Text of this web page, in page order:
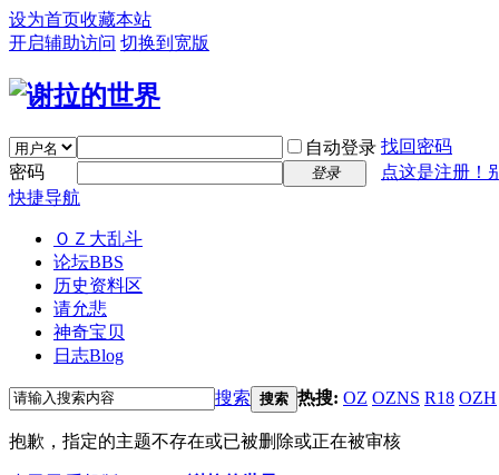
设为首页收藏本站
开启辅助访问 切换到宽版
自动登录 找回密码
密码
登录
点这是注册！
快捷导航
ＯＺ大乱斗
论坛BBS
历史资料区
请允悲
神奇宝贝
日志Blog
搜索 搜索 热搜: OZ OZNS R18 OZH
抱歉，指定的主题不存在或已被删除或正在被审核